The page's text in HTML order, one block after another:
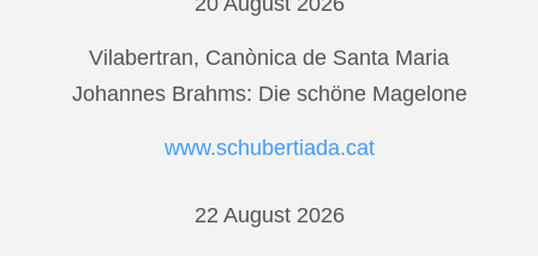
Vilabertran, Canònica de Santa Maria
Johannes Brahms: Die schöne Magelone
www.schubertiada.cat
22 August 2026